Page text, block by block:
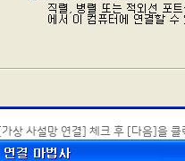
[가상 사설망 연결] 체크 후 [다음]을 클